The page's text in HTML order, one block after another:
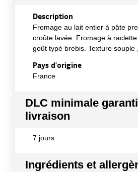
Description
Fromage au lait entier à pâte
croûte lavée. Fromage à
goût typé brebis. Texture souple
Pays d'origine
France
DLC minimale
livraison
7 jours
Ingrédients et